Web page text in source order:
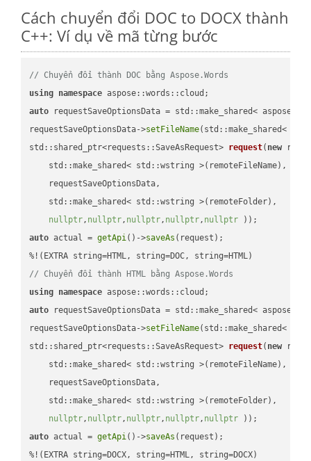
Cách chuyển đổi DOC to DOCX thành
C++: Ví dụ về mã từng bước
// Chuyển đổi thành DOC bằng Aspose.Words
using namespace
auto requestSaveOptionsData = std::make_shared<
requestSaveOptionsData->setFileName(std::make_shared<
std::shared_ptr<requests::SaveAsRequest> request( new
    std::make_shared< std::wstring >(remoteFileName),
    requestSaveOptionsData,
    std::make_shared< std::wstring >(remoteFolder),
nullptr, nullptr, nullptr, nullptr, nullptr ))
auto actual = getApi()->saveAs (request);
// Chuyển đổi thành HTML bằng Aspose.Words
using namespace
auto requestSaveOptionsData = std::make_shared<
requestSaveOptionsData->setFileName(std::make_shared<
std::shared_ptr<requests::SaveAsRequest> request( new
    std::make_shared< std::wstring >(remoteFileName),
    requestSaveOptionsData,
    std::make_shared< std::wstring >(remoteFolder),
nullptr, nullptr, nullptr, nullptr, nullptr ))
auto actual = getApi()->saveAs (request);
%!(EXTRA string=DOCX, string=HTML, string=DOCX)